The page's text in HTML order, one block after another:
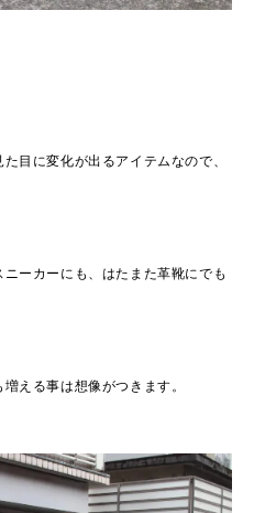
目に変化が出るアイテムなので、
ーカーにも、はたまた革靴にでも
える事は想像がつきます。